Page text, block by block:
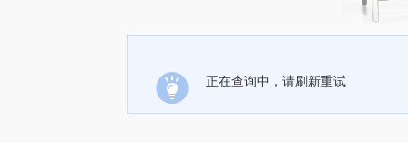
正在查询中，请刷新重试